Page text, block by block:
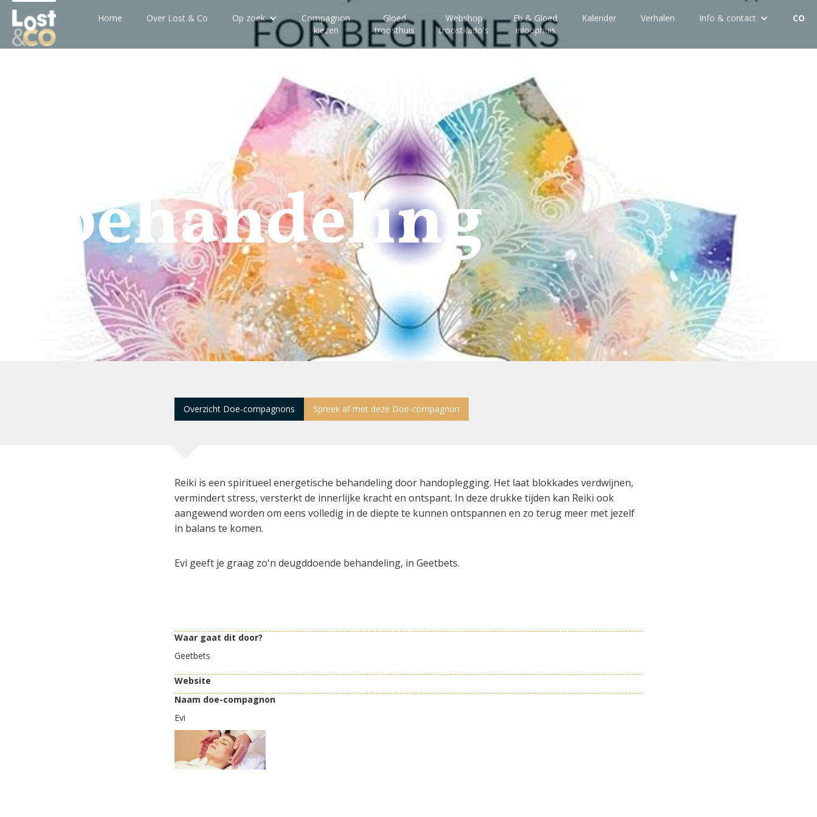
Home Over Lost & Co Op zoek
Compagnon
kiezen
Gloed
troosthuis
Webshop
troostkado's
Eb & Gloed
inloophuis
Kalender Verhalen Info & contact CO
Reiki
behandeling
Overzicht Doe-compagnons Spreek af met deze Doe-compagnon
Reiki is een spiritueel energetische behandeling door handoplegging. Het laat blokkades verdwijnen,
vermindert stress, versterkt de innerlijke kracht en ontspant. In deze drukke tijden kan Reiki ook
aangewend worden om eens volledig in de diepte te kunnen ontspannen en zo terug meer met jezelf
in balans te komen.
Evi geeft je graag zo'n deugddoende behandeling, in Geetbets.
Waar gaat dit door?
Geetbets
Website
Naam doe-compagnon
Evi